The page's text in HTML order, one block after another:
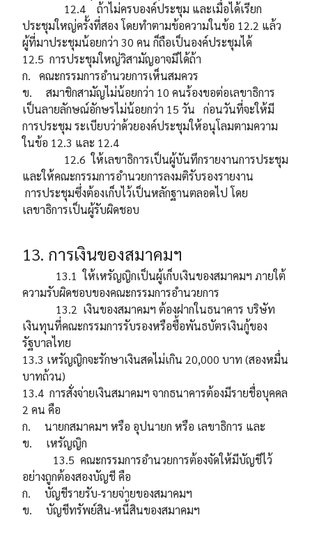
12.4 ถ้าไม่ครบองค์ประชุม และเมื่อได้เรียก
ประชุมใหญ่ครั้งที่สอง โดยทำตามข้อความในข้อ 12.2 แล้ว
ผู้ที่มาประชุมน้อยกว่า 30 คน ก็ถือเป็นองค์ประชุมได้
12.5 การประชุมใหญ่วิสามัญอาจมีได้ถ้า
ก. คณะกรรมการอำนวยการเห็นสมควร
ข. สมาชิกสามัญไม่น้อยกว่า 10 คนร้องขอต่อเลขาธิการ
เป็นลายลักษณ์อักษรไม่น้อยกว่า 15 วัน ก่อนวันที่จะให้มี
การประชุม ระเบียบว่าด้วยองค์ประชุมให้อนุโลมตามความ
ในข้อ 12.3 และ 12.4
12.6 ให้เลขาธิการเป็นผู้บันทึกรายงานการประชุม
และให้คณะกรรมการอำนวยการลงมติรับรองรายงาน
การประชุมซึ่งต้องเก็บไว้เป็นหลักฐานตลอดไป โดย
เลขาธิการเป็นผู้รับผิดชอบ
13. การเงินของสมาคมฯ
13.1 ให้เหรัญญิกเป็นผู้เก็บเงินของสมาคมฯ ภายใต้
ความรับผิดชอบของคณะกรรมการอำนวยการ
13.2 เงินของสมาคมฯ ต้องฝากในธนาคาร บริษัท
เงินทุนที่คณะกรรมการรับรองหรือซื้อพันธบัตรเงินกู้ของ
รัฐบาลไทย
13.3 เหรัญญิกจะรักษาเงินสดไม่เกิน 20,000 บาท (สองหมื่น
บาทถ้วน)
13.4 การสั่งจ่ายเงินสมาคมฯ จากธนาคารต้องมีรายชื่อบุคคล
2 คน คือ
ก. นายกสมาคมฯ หรือ อุปนายก หรือ เลขาธิการ และ
ข. เหรัญญิก
13.5 คณะกรรมการอำนวยการต้องจัดให้มีบัญชีไว้
อย่างถูกต้องสองบัญชี คือ
ก. บัญชีรายรับ-รายจ่ายของสมาคมฯ
ข. บัญชีทรัพย์สิน-หนี้สินของสมาคมฯ